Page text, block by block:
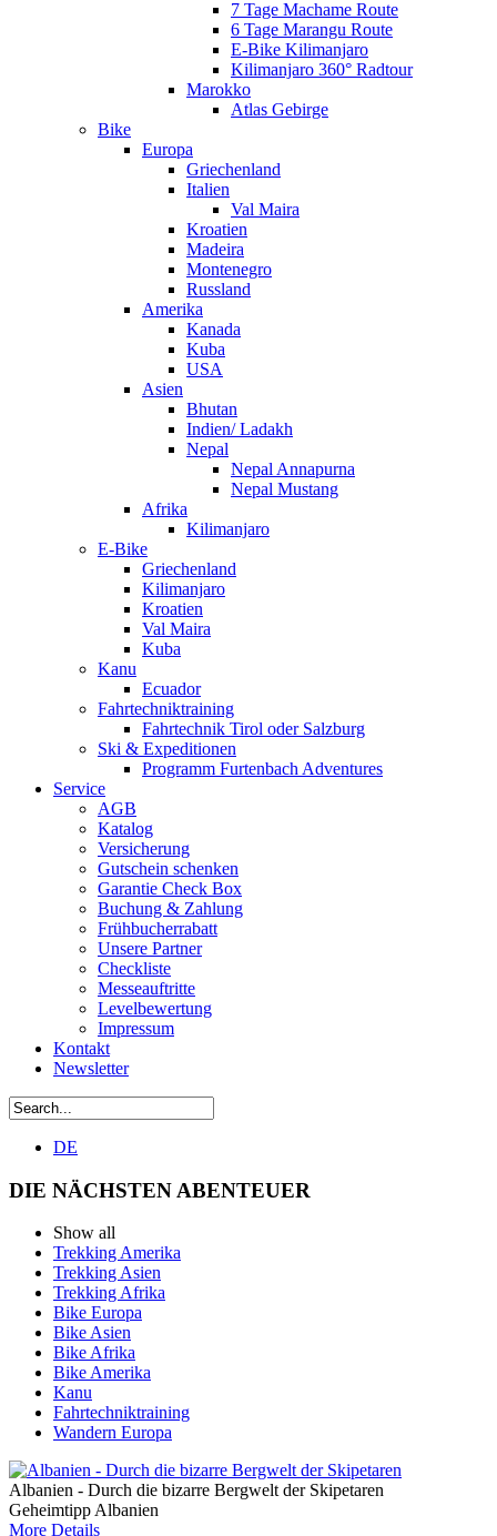
7 Tage Machame Route
6 Tage Marangu Route
E-Bike Kilimanjaro
Kilimanjaro 360° Radtour
Marokko
Atlas Gebirge
Bike
Europa
Griechenland
Italien
Val Maira
Kroatien
Madeira
Montenegro
Russland
Amerika
Kanada
Kuba
USA
Asien
Bhutan
Indien/ Ladakh
Nepal
Nepal Annapurna
Nepal Mustang
Afrika
Kilimanjaro
E-Bike
Griechenland
Kilimanjaro
Kroatien
Val Maira
Kuba
Kanu
Ecuador
Fahrtechniktraining
Fahrtechnik Tirol oder Salzburg
Ski & Expeditionen
Programm Furtenbach Adventures
Service
AGB
Katalog
Versicherung
Gutschein schenken
Garantie Check Box
Buchung & Zahlung
Frühbucherrabatt
Unsere Partner
Checkliste
Messeauftritte
Levelbewertung
Impressum
Kontakt
Newsletter
DE
DIE NÄCHSTEN ABENTEUER
Show all
Trekking Amerika
Trekking Asien
Trekking Afrika
Bike Europa
Bike Asien
Bike Afrika
Bike Amerika
Kanu
Fahrtechniktraining
Wandern Europa
Albanien - Durch die bizarre Bergwelt der Skipetaren
Geheimtipp Albanien
More Details